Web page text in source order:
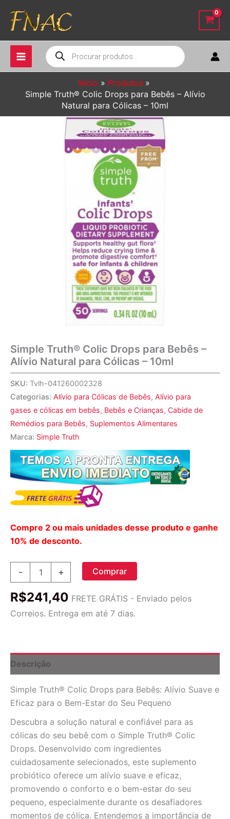
para
conteúdo
Pesquisar
produtos
Início
Produtos
Simple Truth® Colic Drops para Bebês – Alívio
Natural para Cólicas – 10ml
Simple Truth® Colic Drops para Bebês –
Alívio Natural para Cólicas – 10ml
SKU: Tvlh-041260002328
Categorias: Alívio para Cólicas de Bebês, Alívio para
gases e cólicas em bebês, Bebês e Crianças, Cabide de
Remédios para Bebês, Suplementos Alimentares
Marca: Simple Truth
Compre 2 ou mais unidades desse produto e ganhe
10% de desconto.
-
Drops
Bebês
Cólicas
10ml
quantidade
+ Comprar
R$241,40 FRETE GRÁTIS - Enviado pelos
Correios. Entrega em até 7 dias.
Descrição
Simple Truth® Colic Drops para Bebês: Alívio Suave e
Eficaz para o Bem-Estar do Seu Pequeno
Descubra a solução natural e confiável para as
cólicas do seu bebê com o Simple Truth® Colic
Drops. Desenvolvido com ingredientes
cuidadosamente selecionados, este suplemento
probiótico oferece um alívio suave e eficaz,
promovendo o conforto e o bem-estar do seu
pequeno, especialmente durante os desafiadores
momentos de cólica. Entendemos a importância de